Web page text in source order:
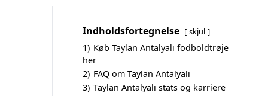
Indholdsfortegnelse skjul
1) Køb Taylan Antalyalı fodboldtrøje
her
2) FAQ om Taylan Antalyalı
3) Taylan Antalyalı stats og karriere